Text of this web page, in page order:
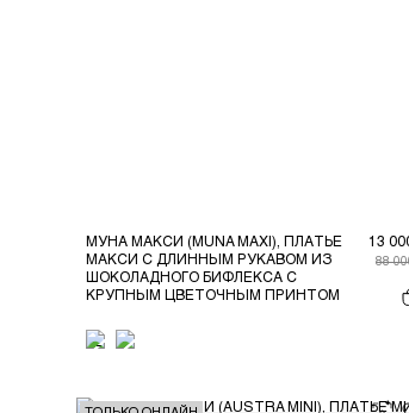
МУНА МАКСИ (MUNA MAXI), ПЛАТЬЕ
МАКСИ С ДЛИННЫМ РУКАВОМ ИЗ
ШОКОЛАДНОГО БИФЛЕКСА С
КРУПНЫМ ЦВЕТОЧНЫМ ПРИНТОМ
13
88